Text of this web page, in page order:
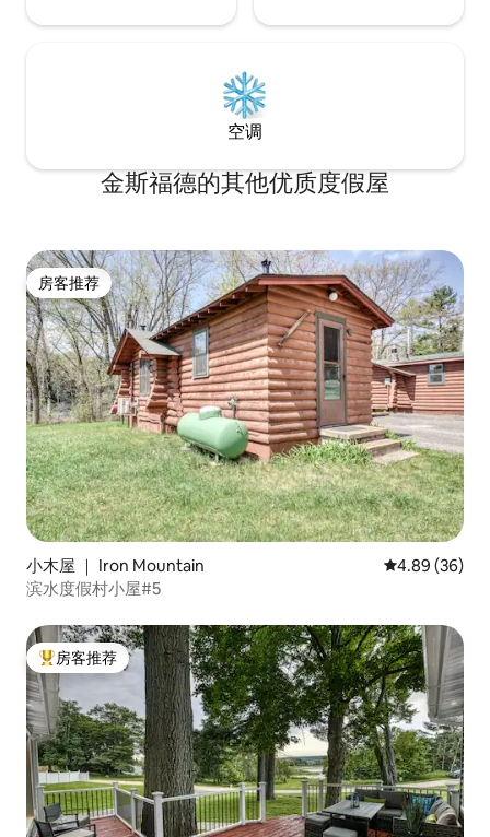
空调
金斯福德的其他优质度假屋
房客推荐
房客推荐
小木屋 ｜ Iron Mountain 平均评分 4.89
4.89 (36)
滨水度假村小屋#5
热门「房客推荐」
房客推荐